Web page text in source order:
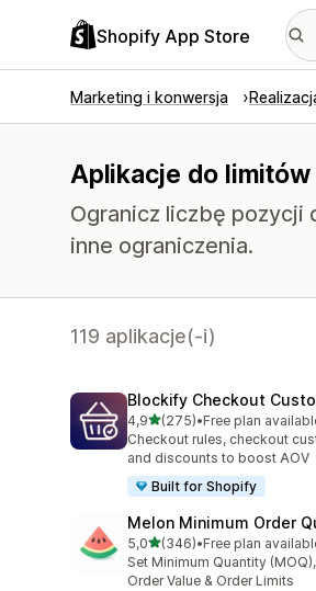
Shopify App Store
Marketing i konwersja
Aplikacje do limitów
Ogranicz liczbę pozycji
inne ograniczenia.
119 aplikacje(-i)
Blockify Checkout
4,9na 5 gwiazdek
(275)
Łączna liczba recenzji: 275
•Free plan
Checkout rules, checkout
and discounts to boost AOV
Built for Shopify
Melon Minimum Order
5,0na 5 gwiazdek
(346)
Łączna liczba recenzji: 346
•Free plan
Set Minimum Quantity
Order Value & Order Limits